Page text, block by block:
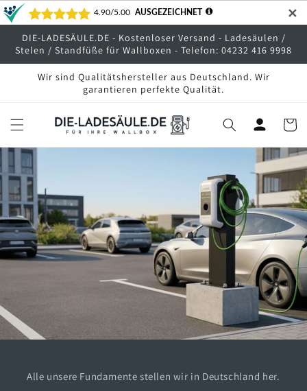
✕
Direkt
zum
Inhalt
DIE-LADESÄULE.DE - Kostenloser Versand - Ladesäulen /
Stelen / Standfüße für Wallboxen - Telefon: 04232 416 9998
Wir sind Qualitätshersteller aus Deutschland. Wir
garantieren perfekte Qualität.
Alle unsere Fundamente stellen wir in Deutschland her.